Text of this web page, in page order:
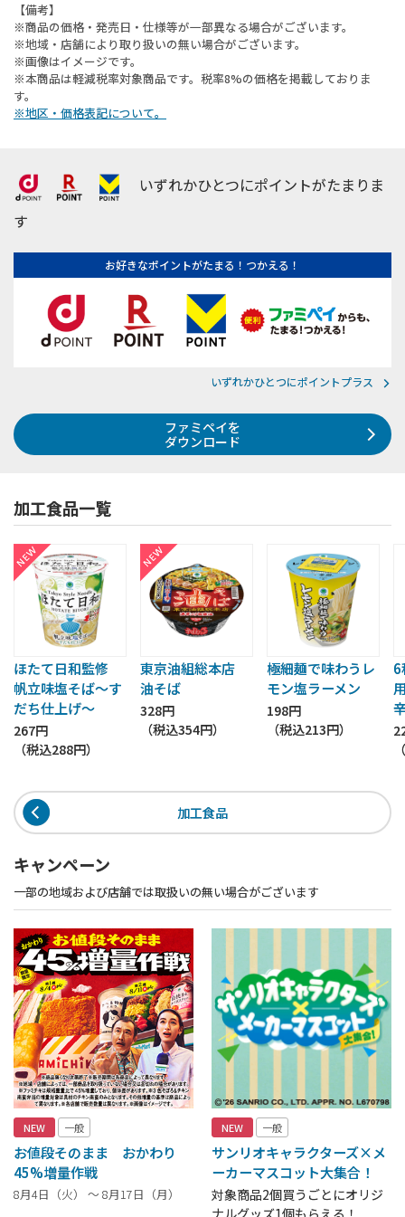
【備考】
※商品の価格・発売日・仕様等が一部異なる場合がございます。
※地域・店舗により取り扱いの無い場合がございます。
※画像はイメージです。
※本商品は軽減税率対象商品です。税率8%の価格を掲載しておりま
す。
※地区・価格表記について。
いずれかひとつにポイントがたまりま
す
お好きなポイントがたまる！つかえる！
いずれかひとつにポイントプラス
ファミペイを
ダウンロード
加工食品一覧
ほたて日和監修
帆立味塩そば～す
だち仕上げ～
267円
（税込288円）
東京油組総本店
油そば
328円
（税込354円）
極細麺で味わうレ
モン塩ラーメン
198円
（税込213円）
6
加工食品
キャンペーン
一部の地域および店舗では取扱いの無い場合がございます
NEW 一般
お値段そのまま おかわり
45%増量作戦
8月4日（火） ～ 8月17日（月）
NEW 一般
サンリオキャラクターズ×メ
ーカーマスコット大集合！
対象商品2個買うごとにオリジ
ナルグッズ1個もらえる！